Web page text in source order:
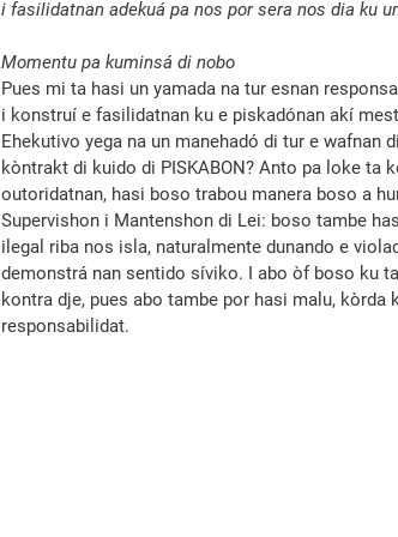
i fasi­li­datnan adekuá pa nos por sera nos dia ku
Momentu pa kuminsá di nobo
Pues mi ta hasi un yamada na tur esnan
i konstruí e fasilidatnan ku e piskadónan akí
Ehekutivo yega na un maneha­dó di tur e wafnan
kòntrakt di kuido di PISKA­BON? Anto pa loke
outoridat­nan, hasi boso trabou manera boso a
Supervishon i Mantenshon di Lei: boso tambe
ilegal riba nos isla, naturalmente dunando e
demonstrá nan sentido síviko. I abo òf boso ku
kontra dje, pues abo tambe por hasi malu,
responsabilidat.